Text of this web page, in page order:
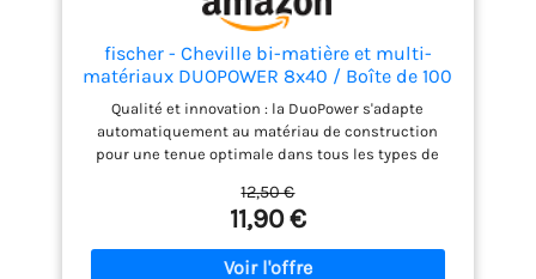
fischer - Cheville bi-matière et multi-
matériaux DUOPOWER 8x40 / Boîte de 100
Qualité et innovation : la DuoPower s'adapte
automatiquement au matériau de construction
pour une tenue optimale dans tous les types de
se déploie ou forme un nœud pour s'adapter à tous
vos besoins. Installation facile : la collerette étroite
empêche la cheville de glisser dans le perçage.
Applications : cette cheville convient pour une
12,50 €
11,90 €